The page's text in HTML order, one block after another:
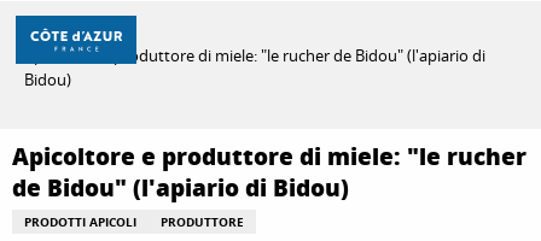
Aller
contenu
PER FARE
Casa
Apicoltore e produttore di miele: "le rucher de Bidou" (l'apiario di
Bidou)
Apicoltore e produttore di miele: "le rucher
de Bidou" (l'apiario di Bidou)
PRODOTTI APICOLI PRODUTTORE